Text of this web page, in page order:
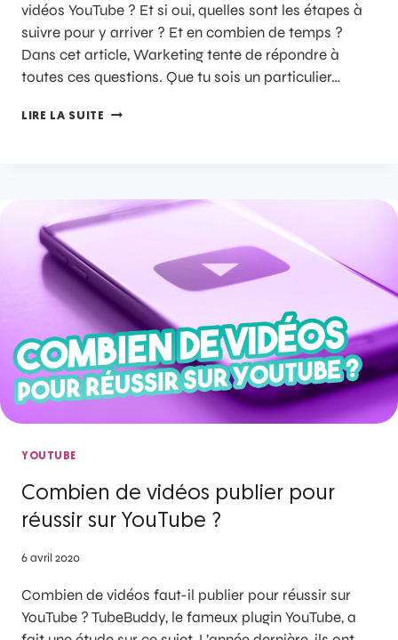
vidéos YouTube ? Et si oui, quelles sont les étapes à
suivre pour y arriver ? Et en combien de temps ?
Dans cet article, Warketing tente de répondre à
toutes ces questions. Que tu sois un particulier…
LIRE LA SUITE
YOUTUBE
Combien de vidéos publier pour
réussir sur YouTube ?
6 avril 2020
Combien de vidéos faut-il publier pour réussir sur
YouTube ? TubeBuddy, le fameux plugin YouTube, a